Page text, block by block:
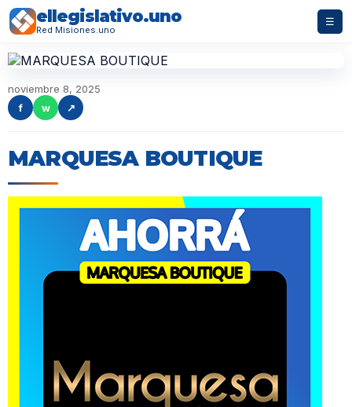
ellegislativo.uno
Red Misiones.uno
☰
noviembre 8, 2025
f
w ↗
MARQUESA BOUTIQUE